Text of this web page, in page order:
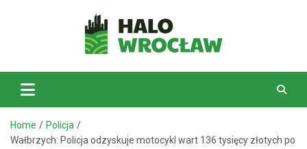
HaloWrocław.pl
Home
Policja
Wałbrzych: Policja odzyskuje motocykl wart 136 tysięcy złotych po